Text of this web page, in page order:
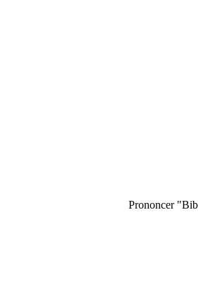
Prononcer